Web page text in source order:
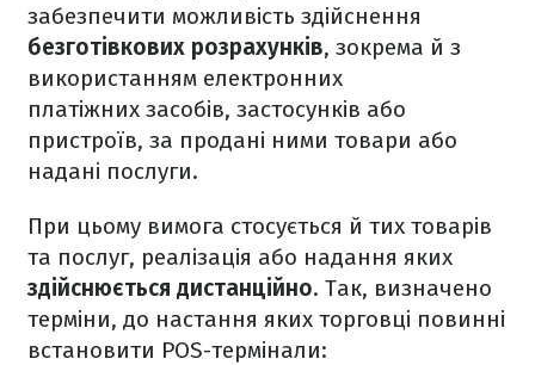
забезпечити можливість здійснення
безготівкових розрахунків, зокрема й з
використанням електронних
платіжних засобів, застосунків або
пристроїв, за продані ними товари або
надані послуги.
При цьому вимога стосується й тих товарів
та послуг, реалізація або надання яких
здійснюється дистанційно. Так, визначено
терміни, до настання яких торговці повинні
встановити POS-термінали: